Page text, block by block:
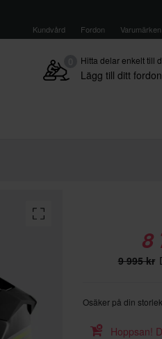
Kundvård Fordon Varumärken
Hitta delar enkelt till
Lägg till ditt fordon
8
9 995 kr
Osäker på din
Hoppsan!